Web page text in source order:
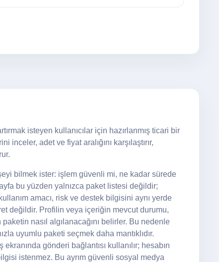
isteyen kullanıcılar için hazırlanmış ticari bir
inceler, adet ve fiyat aralığını karşılaştırır,
bilmek ister: işlem güvenli mi, ne kadar sürede
bu yüzden yalnızca paket listesi değildir;
amacı, risk ve destek bilgisini aynı yerde
değildir. Profilin veya içeriğin mevcut durumu,
nasıl algılanacağını belirler. Bu nedenle
uyumlu paketi seçmek daha mantıklıdır.
gönderi bağlantısı kullanılır; hesabın
istenmez. Bu ayrım güvenli sosyal medya